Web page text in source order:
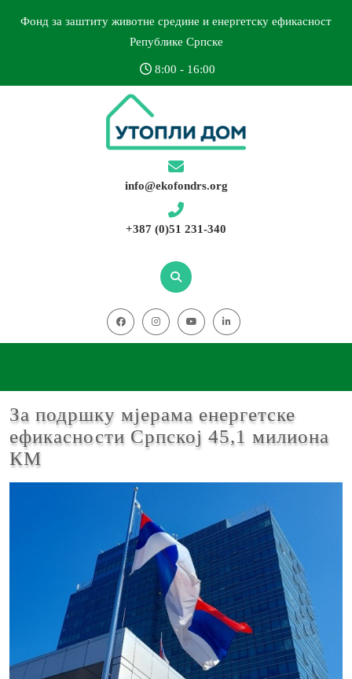
Фонд за заштиту животне средине и енергетску ефикасност
Републике Српске
8:00 - 16:00
info@ekofondrs.org
+387 (0)51 231-340
За подршку мјерама енергетске
ефикасности Српској 45,1 милиона
КМ